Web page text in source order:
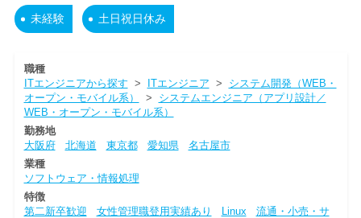
未経験 土日祝日休み
職種
ITエンジニアから探す > ITエンジニア > システム開発（WEB・
オープン・モバイル系）
> システムエンジニア（アプリ設計／
WEB・オープン・モバイル系）
勤務地
大阪府
北海道 東京都 愛知県
名古屋市
業種
ソフトウェア・情報処理
特徴
第二新卒歓迎
女性管理職登用実績あり Linux
流通・小売・サ